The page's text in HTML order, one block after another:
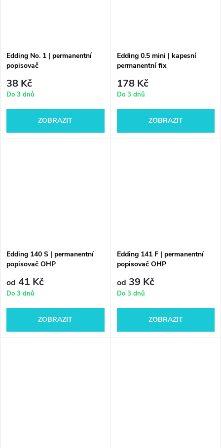
Edding No. 1 | permanentní
popisovač
38 Kč
Do 3 dnů
ZOBRAZIT
Edding 0.5 mini | kapesní
permanentní fix
178 Kč
Do 3 dnů
ZOBRAZIT
Edding 140 S | permanentní
popisovač OHP
od 41 Kč
Do 3 dnů
ZOBRAZIT
Edding 141 F | permanentní
popisovač OHP
od 39 Kč
Do 3 dnů
ZOBRAZIT